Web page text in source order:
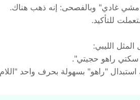
مشي غادي" وبالفصحى: إنه ذهب هناك.
للتأكيد.
الليبي:
سكتي راهو حجيتي".
استبدال "راهو" بسهولة بحرف واحد